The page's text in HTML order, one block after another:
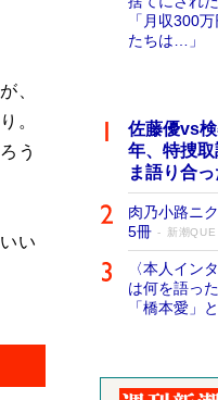
、
。
う
い
「月収300
たちは…」
佐藤優vs
年、特捜
ま語り合
肉乃小路ニ
5冊
新潮QUE
〈本人イン
は何を語っ
「橋本愛」